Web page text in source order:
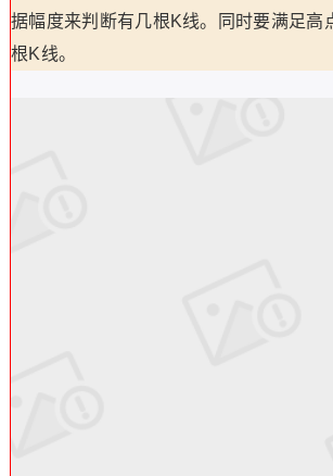
据幅度来判断有几根K线。同时要满足高
根K线。